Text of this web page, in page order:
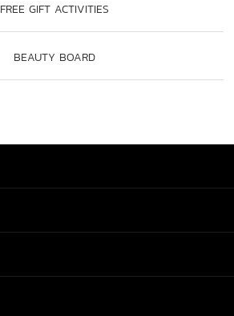
FREE GIFT ACTIVITIES
BEAUTY BOARD